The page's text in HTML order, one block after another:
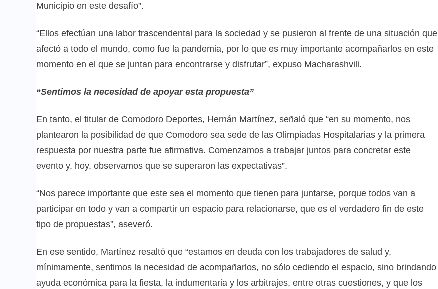
Municipio en este desafío”.
“Ellos efectúan una labor trascendental para la sociedad y se pusieron al frente de una situación que
afectó a todo el mundo, como fue la pandemia, por lo que es muy importante acompañarlos en este
momento en el que se juntan para encontrarse y disfrutar”, expuso Macharashvili.
“Sentimos la necesidad de apoyar esta propuesta”
En tanto, el titular de Comodoro Deportes, Hernán Martínez, señaló que “en su momento, nos
plantearon la posibilidad de que Comodoro sea sede de las Olimpiadas Hospitalarias y la primera
respuesta por nuestra parte fue afirmativa. Comenzamos a trabajar juntos para concretar este
evento y, hoy, observamos que se superaron las expectativas”.
“Nos parece importante que este sea el momento que tienen para juntarse, porque todos van a
participar en todo y van a compartir un espacio para relacionarse, que es el verdadero fin de este
tipo de propuestas”, aseveró.
En ese sentido, Martínez resaltó que “estamos en deuda con los trabajadores de salud y,
mínimamente, sentimos la necesidad de acompañarlos, no sólo cediendo el espacio, sino brindando
ayuda económica para la fiesta, la indumentaria y los arbitrajes, entre otras cuestiones, y que los